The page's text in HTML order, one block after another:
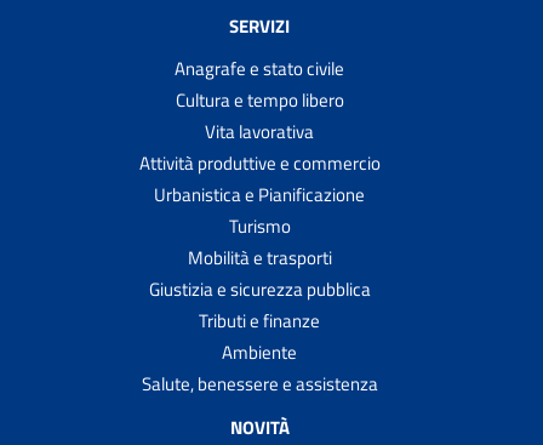
SERVIZI
Anagrafe e stato civile
Cultura e tempo libero
Vita lavorativa
Attività produttive e commercio
Urbanistica e Pianificazione
Turismo
Mobilità e trasporti
Giustizia e sicurezza pubblica
Tributi e finanze
Ambiente
Salute, benessere e assistenza
NOVITÀ